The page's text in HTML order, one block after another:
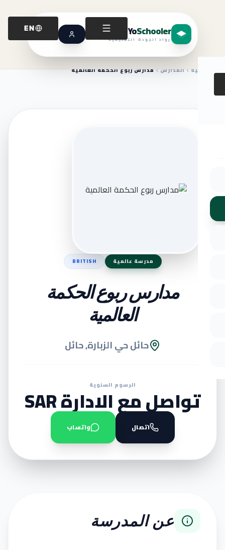
YoSchooler
رواد الجودة التعليمية
EN
الرئيسية المدارس مدارس ربوع الحكمة العالمية
مدرسة عالمية BRITISH
مدارس ربوع الحكمة
العالمية
حائل حي الزبارة, حائل
الرسوم السنوية
تواصل مع الادارة SAR
اتصال واتساب
عن المدرسة